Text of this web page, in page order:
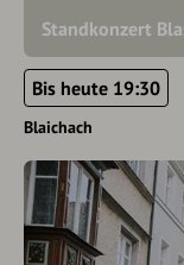
Standkonzert
Bis heute 19:30
Blaichach